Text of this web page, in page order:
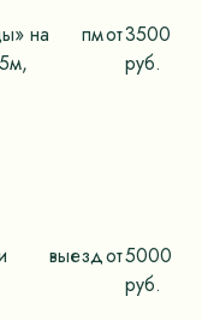
на
пмот3500
руб.
выездот5000
руб.